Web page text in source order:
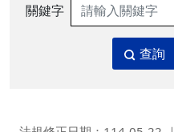
關鍵字
查詢